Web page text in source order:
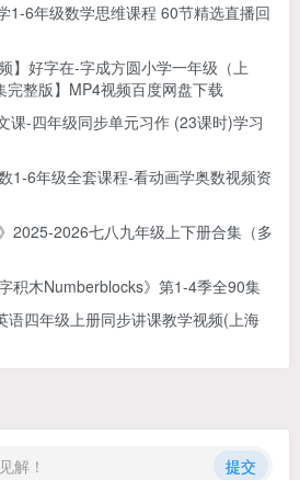
1-6年级数学思维课程 60节精选直播回
】好字在-字成方圆小学一年级（上
整版】MP4视频百度网盘下载
课-四年级同步单元习作 (23课时)学习
1-6年级全套课程-看动画学奥数视频资
2025-2026七八九年级上下册合集（多
积木Numberblocks》第1-4季全90集
语四年级上册同步讲课教学视频(上海
解！ 提交